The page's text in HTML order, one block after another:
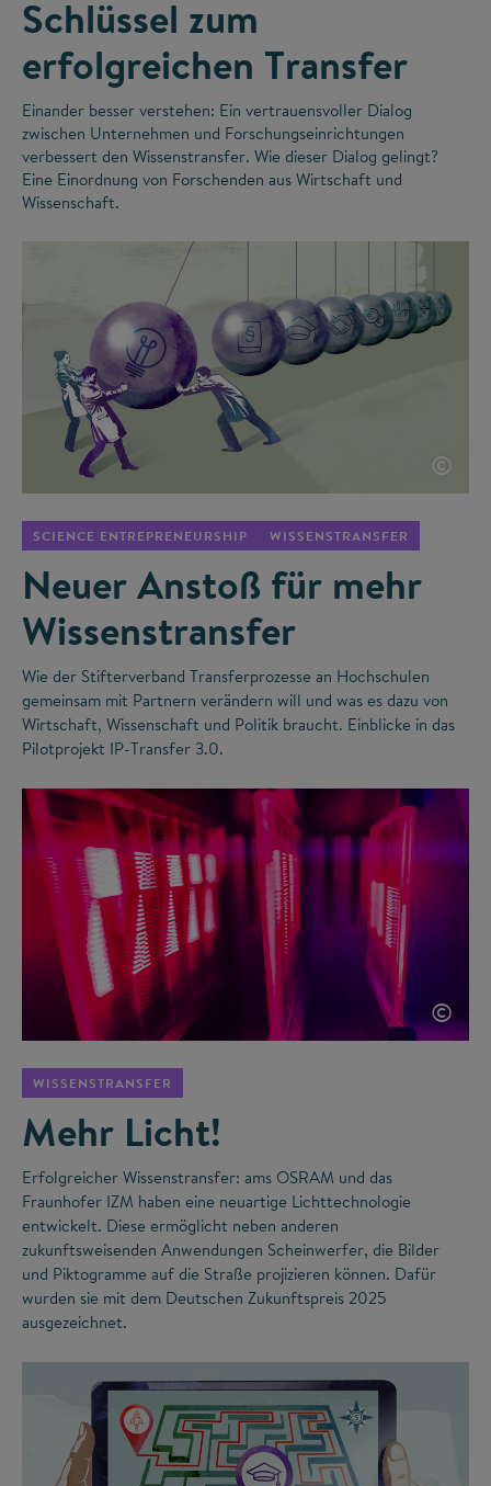
Schlüssel zum
erfolgreichen Transfer
Einander besser verstehen: Ein vertrauensvoller Dialog
zwischen Unternehmen und Forschungseinrichtungen
verbessert den Wissenstransfer. Wie dieser Dialog gelingt?
Eine Einordnung von Forschenden aus Wirtschaft und
Wissenschaft.
©
SCIENCE ENTREPRENEURSHIP WISSENSTRANSFER
Neuer Anstoß für mehr
Wissenstransfer
Wie der Stifterverband Transferprozesse an Hochschulen
gemeinsam mit Partnern verändern will und was es dazu von
Wirtschaft, Wissenschaft und Politik braucht. Einblicke in das
Pilotprojekt IP-Transfer 3.0.
©
WISSENSTRANSFER
Mehr Licht!
Erfolgreicher Wissenstransfer: ams OSRAM und das
Fraunhofer IZM haben eine neuartige Lichttechnologie
entwickelt. Diese ermöglicht neben anderen
zukunftsweisenden Anwendungen Scheinwerfer, die Bilder
und Piktogramme auf die Straße projizieren können. Dafür
wurden sie mit dem Deutschen Zukunftspreis 2025
ausgezeichnet.